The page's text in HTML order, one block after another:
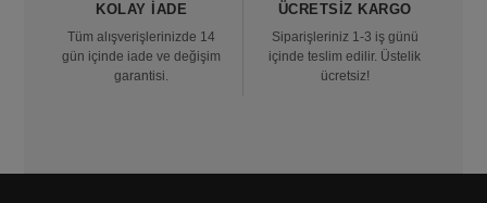
KOLAY İADE
Tüm alışverişlerinizde 14
gün içinde iade ve değişim
garantisi.
ÜCRETSIZ KARGO
Siparişleriniz 1-3 iş günü
içinde teslim edilir. Üstelik
ücretsiz!